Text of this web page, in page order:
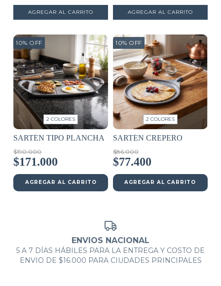
10% OFF
2 COLORES
SARTÉN TIPO PLANCHA
$190.000
$171.000
AGREGAR AL CARRITO
10% OFF
2 COLORES
SARTÉN CREPERO
$86.000
$77.400
AGREGAR AL CARRITO
ENVIOS NACIONAL
5 A 7 DÍAS HÁBILES PARA LA ENTREGA Y COSTO DE
ENVIO DE $16.000 PARA CIUDADES PRINCIPALES